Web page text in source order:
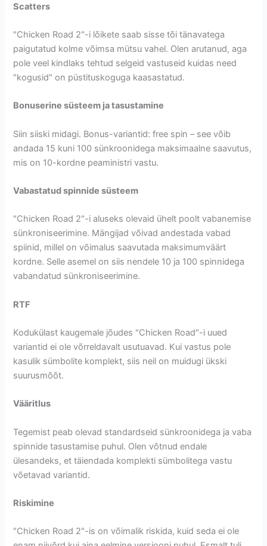
Scatters
"Chicken Road 2"-i lõikete saab sisse tõi tänavatega
paigutatud kolme võimsa mütsu vahel. Olen arutanud, aga
pole veel kindlaks tehtud selgeid vastuseid kuidas need
"kogusid" on püstituskoguga kaasastatud.
Bonuserine süsteem ja tasustamine
Siin siiski midagi. Bonus-variantid: free spin – see võib
andada 15 kuni 100 sünkroonidega maksimaalne saavutus,
mis on 10-kordne peaministri vastu.
Vabastatud spinnide süsteem
"Chicken Road 2"-i aluseks olevaid ühelt poolt vabanemise
sünkroniseerimine. Mängijad võivad andestada vabad
spiinid, millel on võimalus saavutada maksimumväärt
kordne. Selle asemel on siis nendele 10 ja 100 spinnidega
vabandatud sünkroniseerimine.
RTF
Kodukülast kaugemale jõudes "Chicken Road"-i uued
variantid ei ole võrreldavalt usutuavad. Kui vastus pole
kasulik sümbolite komplekt, siis neil on muidugi ükski
suurusmõõt.
Vääritlus
Tegemist peab olevad standardseid sünkroonidega ja vaba
spinnide tasustamise puhul. Olen võtnud endale
ülesandeks, et täiendada komplekti sümbolitega vastu
võetavad variantid.
Riskimine
"Chicken Road 2"-is on võimalik riskida, kuid seda ei ole